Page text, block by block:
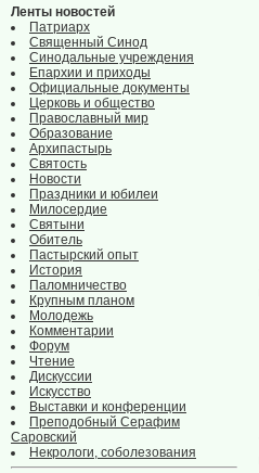
Ленты новостей
Патриарх
Священный Синод
Синодальные учреждения
Епархии и приходы
Официальные документы
Церковь и общество
Православный мир
Образование
Архипастырь
Святость
Новости
Праздники и юбилеи
Милосердие
Святыни
Обитель
Пастырский опыт
История
Паломничество
Крупным планом
Молодежь
Комментарии
Форум
Чтение
Дискуссии
Искусство
Выставки и конференции
Преподобный Серафим
Саровский
Некрологи, соболезования